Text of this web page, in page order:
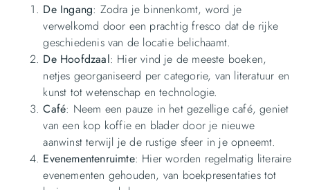
De Ingang: Zodra je binnenkomt, word je
verwelkomd door een prachtig fresco dat de rijke
geschiedenis van de locatie belichaamt.
De Hoofdzaal: Hier vind je de meeste boeken,
netjes georganiseerd per categorie, van literatuur en
kunst tot wetenschap en technologie.
Café: Neem een pauze in het gezellige café, geniet
van een kop koffie en blader door je nieuwe
aanwinst terwijl je de rustige sfeer in je opneemt.
Evenementenruimte: Hier worden regelmatig literaire
evenementen gehouden, van boekpresentaties tot